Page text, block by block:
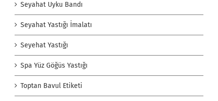
Seyahat Uyku Bandı
Seyahat Yastığı İmalatı
Seyehat Yastığı
Spa Yüz Göğüs Yastığı
Toptan Bavul Etiketi